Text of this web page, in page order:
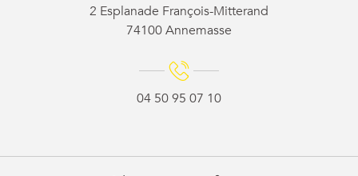
2 Esplanade François-Mitterand
74100 Annemasse
04 50 95 07 10